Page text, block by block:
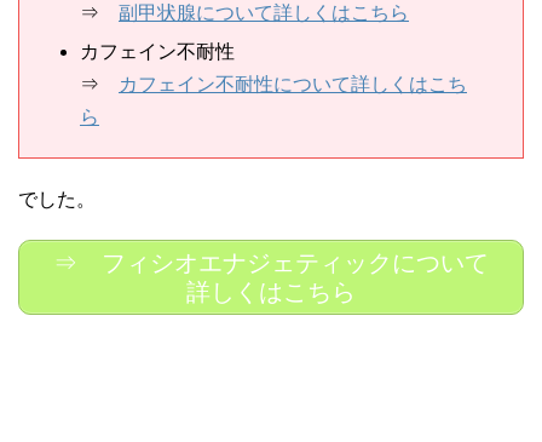
⇒ 副甲状腺について詳しくはこちら
カフェイン不耐性
⇒
カフェイン不耐性について詳しくはこち
ら
でした。
⇒ フィシオエナジェティックについて
詳しくはこちら